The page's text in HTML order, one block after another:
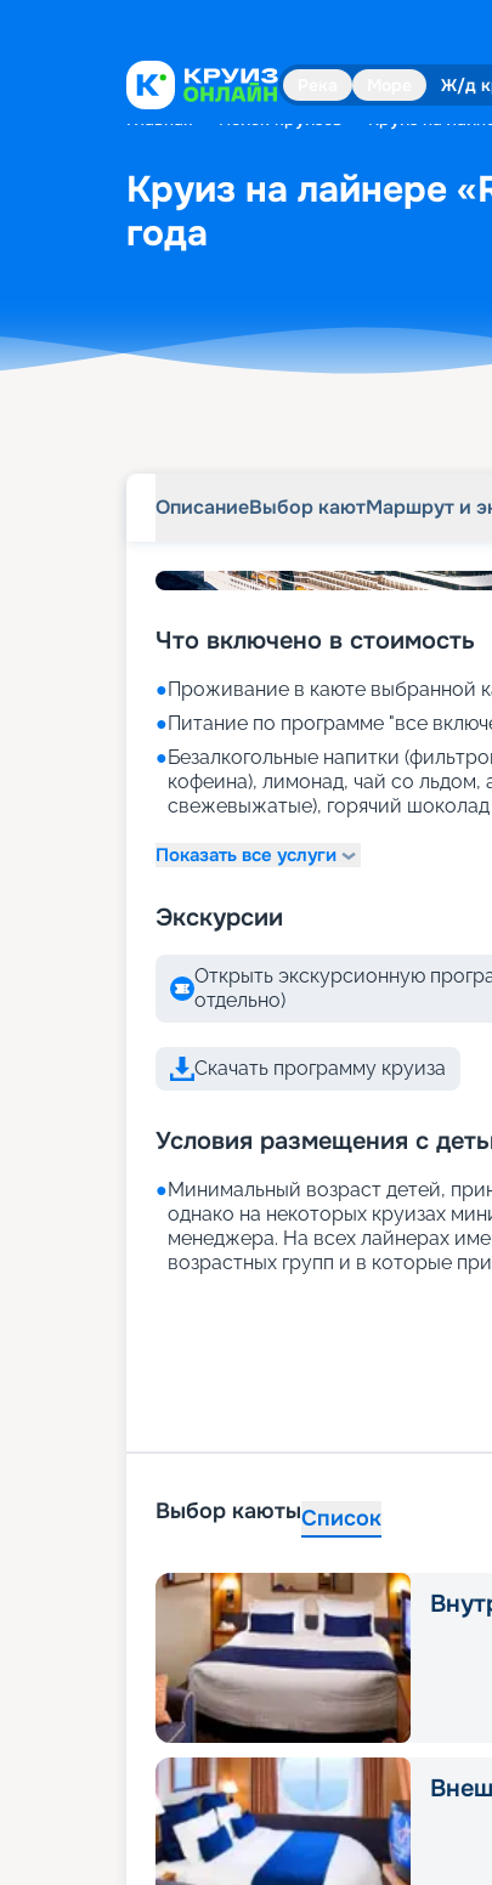
Ж/д
Главная Поиск круизов Круиз на
Круиз на лайнере
года
ОписаниеВыбор каютМаршрут и
Что включено в стоимость
●Проживание в каюте выбранной
●Питание по программе "все
●Безалкогольные напитки
кофеина), лимонад, чай со льдом,
свежевыжатые), горячий шоколад
Показать все услуги
Экскурсии
Открыть экскурсионную
отдельно)
Скачать программу круиза
Условия размещения с
●Минимальный возраст детей,
однако на некоторых круизах
менеджера. На всех лайнерах
возрастных групп и в которые
Выбор каютыСписок